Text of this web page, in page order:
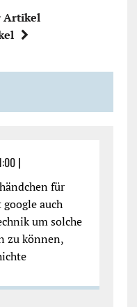
Artikel
|
für
auch
um solche
zu können,